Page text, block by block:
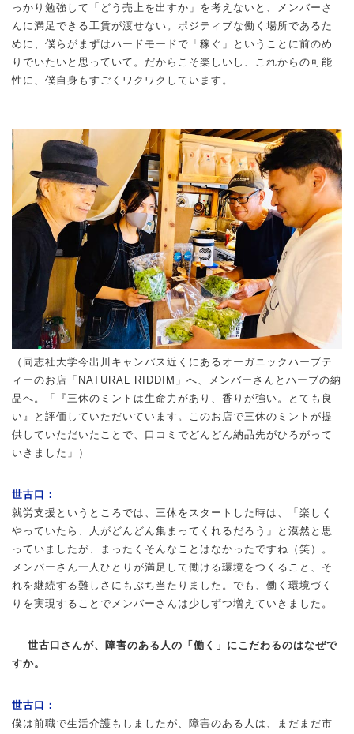
っかり勉強して「どう売上を出すか」を考えないと、メンバーさ
んに満足できる工賃が渡せない。ポジティブな働く場所であるた
めに、僕らがまずはハードモードで「稼ぐ」ということに前のめ
りでいたいと思っていて。だからこそ楽しいし、これからの可能
性に、僕自身もすごくワクワクしています。
（同志社大学今出川キャンパス近くにあるオーガニックハーブテ
ィーのお店「NATURAL RIDDIM」へ、メンバーさんとハーブの納
品へ。「『三休のミントは生命力があり、香りが強い。とても良
い』と評価していただいています。このお店で三休のミントが提
供していただいたことで、口コミでどんどん納品先がひろがって
いきました」）
世古口：
就労支援というところでは、三休をスタートした時は、「楽しく
やっていたら、人がどんどん集まってくれるだろう」と漠然と思
っていましたが、まったくそんなことはなかったですね（笑）。
メンバーさん一人ひとりが満足して働ける環境をつくること、そ
れを継続する難しさにもぶち当たりました。でも、働く環境づく
りを実現することでメンバーさんは少しずつ増えていきました。
──世古口さんが、障害のある人の「働く」にこだわるのはなぜで
すか。
世古口：
僕は前職で生活介護もしましたが、障害のある人は、まだまだ市